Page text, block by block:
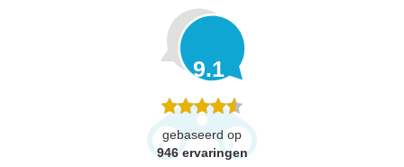
9.1
gebaseerd op
946 ervaringen